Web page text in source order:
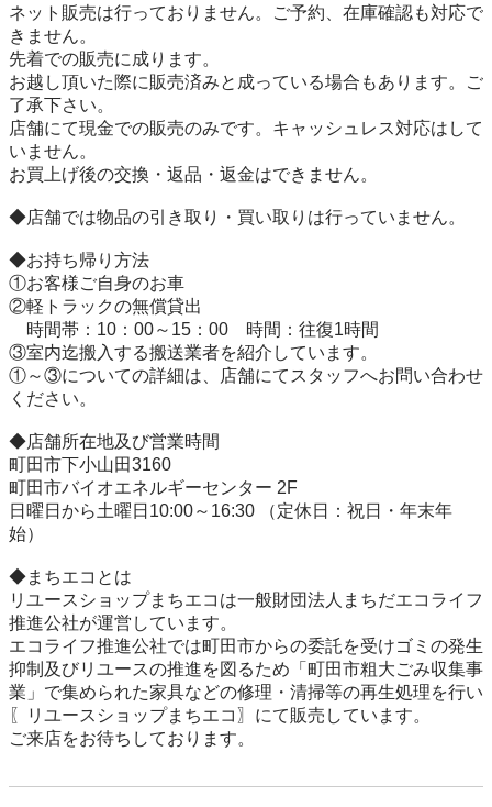
ネット販売は行っておりません。ご予約、在庫確認も対応で
きません。
先着での販売に成ります。
お越し頂いた際に販売済みと成っている場合もあります。ご
了承下さい。
店舗にて現金での販売のみです。キャッシュレス対応はして
いません。
お買上げ後の交換・返品・返金はできません。
◆店舗では物品の引き取り・買い取りは行っていません。
◆お持ち帰り方法
①お客様ご自身のお車
②軽トラックの無償貸出
時間帯：10：00～15：00　時間：往復1時間
③室内迄搬入する搬送業者を紹介しています。
①～③についての詳細は、店舗にてスタッフへお問い合わせ
ください。
◆店舗所在地及び営業時間
町田市下小山田3160
町田市バイオエネルギーセンター 2F
日曜日から土曜日10:00～16:30 （定休日：祝日・年末年
始）
◆まちエコとは
リユースショップまちエコは一般財団法人まちだエコライフ
推進公社が運営しています。
エコライフ推進公社では町田市からの委託を受けゴミの発生
抑制及びリユースの推進を図るため「町田市粗大ごみ収集事
業」で集められた家具などの修理・清掃等の再生処理を行い
〖リユースショップまちエコ〗にて販売しています。
ご来店をお待ちしております。